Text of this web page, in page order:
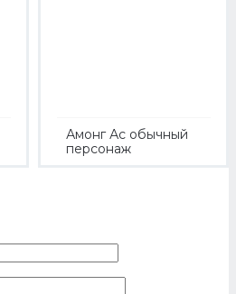
Амонг Ас обычный
персонаж